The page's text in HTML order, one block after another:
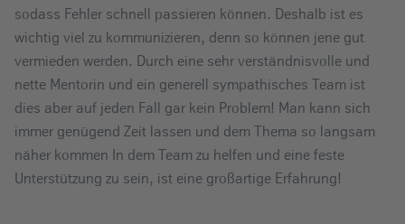
sodass Fehler schnell passieren können. Deshalb ist es
wichtig viel zu kommunizieren, denn so können jene gut
vermieden werden. Durch eine sehr verständnisvolle und
nette Mentorin und ein generell sympathisches Team ist
dies aber auf jeden Fall gar kein Problem! Man kann sich
immer genügend Zeit lassen und dem Thema so langsam
näher kommen In dem Team zu helfen und eine feste
Unterstützung zu sein, ist eine großartige Erfahrung!